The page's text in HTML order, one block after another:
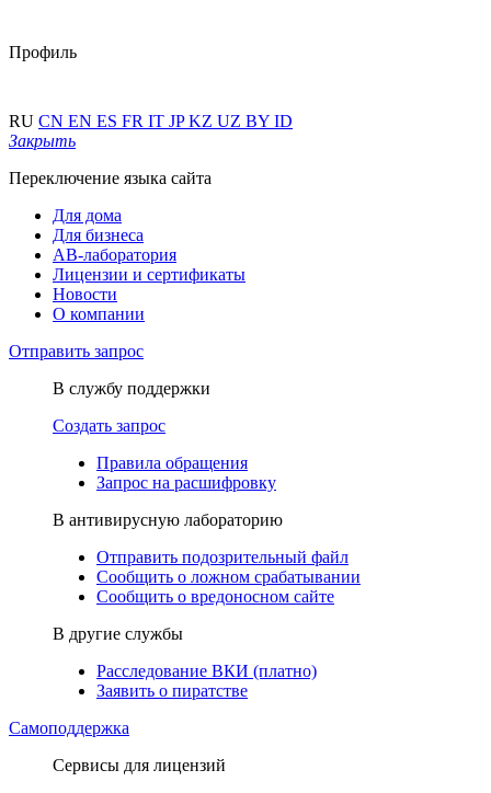
Профиль
RU CN EN ES FR IT JPKZ UZ BY ID
Закрыть
Переключение языка сайта
Для дома
Для бизнеса
АВ-лаборатория
Лицензии и сертификаты
Новости
О компании
Отправить запрос
В службу поддержки
Создать запрос
Правила обращения
Запрос на расшифровку
В антивирусную лабораторию
Отправить подозрительный файл
Сообщить о ложном срабатывании
Сообщить о вредоносном сайте
В другие службы
Расследование ВКИ (платно)
Заявить о пиратстве
Самоподдержка
Сервисы для лицензий